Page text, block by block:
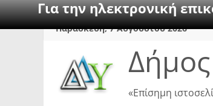
Για την ηλεκτρονική
SkipΠαρασκευή, 7 Αυγούστου 2026
Δήμος
«Επίσημη